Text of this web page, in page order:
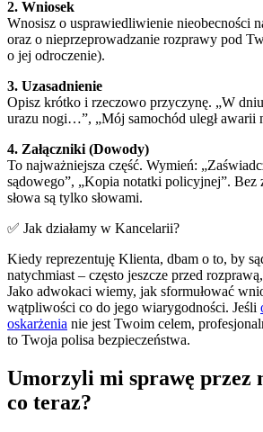
2. Wniosek
Wnosisz o usprawiedliwienie nieobecności
oraz o nieprzeprowadzanie rozprawy pod
o jej odroczenie).
3. Uzasadnienie
Opisz krótko i rzeczowo przyczynę. „W
urazu nogi…”, „Mój samochód uległ awarii
4. Załączniki (Dowody)
To najważniejsza część. Wymień:
sądowego”, „Kopia notatki policyjnej”. Bez
słowa są tylko słowami.
✅ Jak działamy w Kancelarii?
Kiedy reprezentuję Klienta, dbam o to, by
natychmiast – często jeszcze przed
Jako adwokaci wiemy, jak sformułować
wątpliwości co do jego wiarygodności. Jeśli
oskarżenia nie jest Twoim celem,
to Twoja polisa bezpieczeństwa.
Umorzyli mi sprawę przez
co teraz?